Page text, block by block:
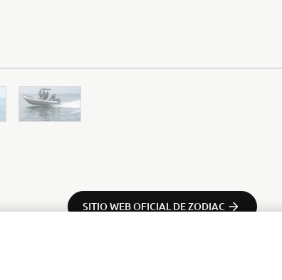
SITIO WEB OFICIAL DE ZODIAC